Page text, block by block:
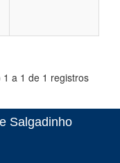
1 a 1 de 1 registros
Salgadinho